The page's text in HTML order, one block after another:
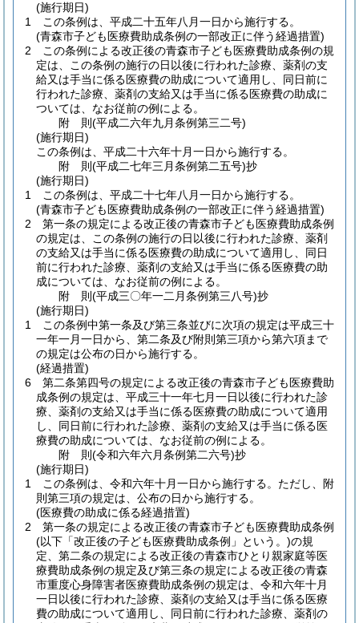
(施行期日)
1
この条例は、平成二十五年八月一日から施行する。
(青森市子ども医療費助成条例の一部改正に伴う経過措置)
2
この条例による改正後の青森市子ども医療費助成条例の規
定は、この条例の施行の日以後に行われた診療、薬剤の支
給又は手当に係る医療費の助成について適用し、同日前に
行われた診療、薬剤の支給又は手当に係る医療費の助成に
ついては、なお従前の例による。
附 則(平成二六年九月条例第三二号)
(施行期日)
この条例は、平成二十六年十月一日から施行する。
附 則(平成二七年三月条例第二五号)抄
(施行期日)
1
この条例は、平成二十七年八月一日から施行する。
(青森市子ども医療費助成条例の一部改正に伴う経過措置)
2
第一条の規定による改正後の青森市子ども医療費助成条例
の規定は、この条例の施行の日以後に行われた診療、薬剤
の支給又は手当に係る医療費の助成について適用し、同日
前に行われた診療、薬剤の支給又は手当に係る医療費の助
成については、なお従前の例による。
附 則(平成三〇年一二月条例第三八号)抄
(施行期日)
1
この条例中第一条及び第三条並びに次項の規定は平成三十
一年一月一日から、第二条及び附則第三項から第六項まで
の規定は公布の日から施行する。
(経過措置)
6
第二条第四号の規定による改正後の青森市子ども医療費助
成条例の規定は、平成三十一年七月一日以後に行われた診
療、薬剤の支給又は手当に係る医療費の助成について適用
し、同日前に行われた診療、薬剤の支給又は手当に係る医
療費の助成については、なお従前の例による。
附 則(令和六年六月条例第二六号)抄
(施行期日)
1
この条例は、令和六年十月一日から施行する。 ただし、附
則第三項の規定は、公布の日から施行する。
(医療費の助成に係る経過措置)
2
第一条の規定による改正後の青森市子ども医療費助成条例
(以下「改正後の子ども医療費助成条例」という。)の規
定、第二条の規定による改正後の青森市ひとり親家庭等医
療費助成条例の規定及び第三条の規定による改正後の青森
市重度心身障害者医療費助成条例の規定は、令和六年十月
一日以後に行われた診療、薬剤の支給又は手当に係る医療
費の助成について適用し、同日前に行われた診療、薬剤の